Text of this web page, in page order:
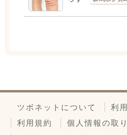
ツボネットについて 利
利用規約
個人情報の取